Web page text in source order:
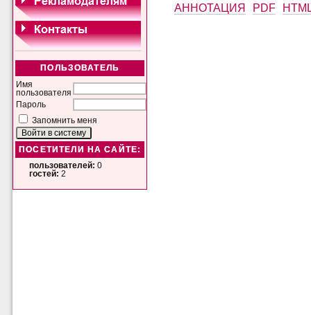
ПОЛЬЗОВАТЕЛЬ
Имя
пользователя
Пароль
Запомнить меня
ПОСЕТИТЕЛИ НА САЙТЕ:
пользователей: 0
гостей: 2
АННОТАЦИЯ PDF